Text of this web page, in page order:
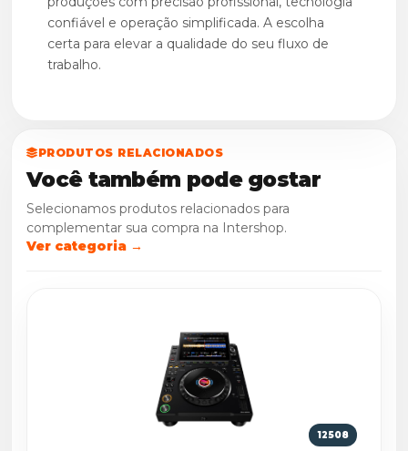
confiável e operação simplificada. A escolha
certa para elevar a qualidade do seu fluxo de
trabalho.
PRODUTOS RELACIONADOS
Você também pode gostar
Selecionamos produtos relacionados para
complementar sua compra na Intershop.
Ver categoria →
12508